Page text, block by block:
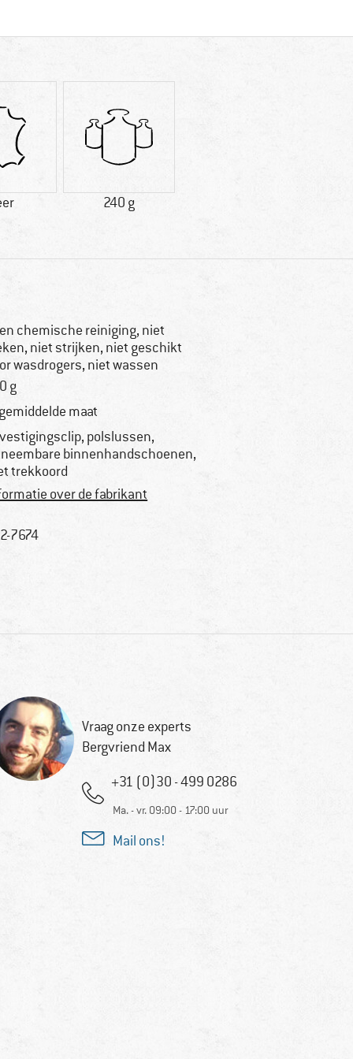
240 g
chemische reiniging, niet
niet strijken, niet geschikt
wasdrogers, niet wassen
g
maat
polslussen,
binnenhandschoenen,
trekkoord
over de fabrikant
7674
Vraag onze experts
Bergvriend Max
+31 (0)30 - 499 0286
Ma. - vr. 09:00 - 17:00 uur
Mail ons!